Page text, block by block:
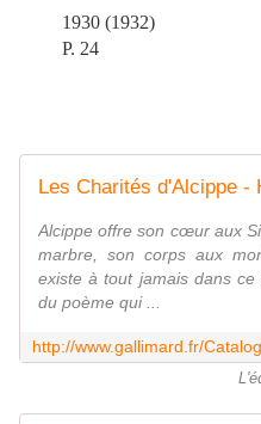
1930 (1932)
P. 24
Alcippe offre son cœur aux
marbre, son corps aux
existe à tout jamais dans
du poème qui ...